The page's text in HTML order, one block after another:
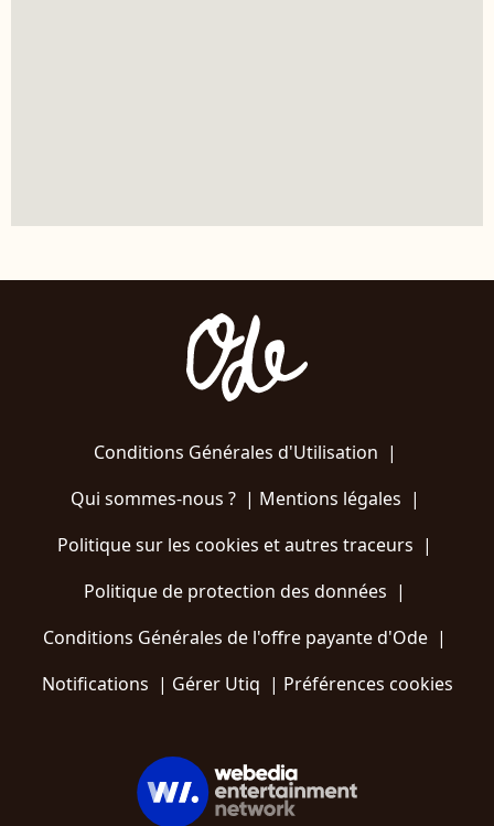
Conditions Générales d'Utilisation |
Qui sommes-nous ?| Mentions légales |
Politique sur les cookies et autres traceurs |
Politique de protection des données |
Conditions Générales de l'offre payante d'Ode |
Notifications | Gérer Utiq | Préférences cookies